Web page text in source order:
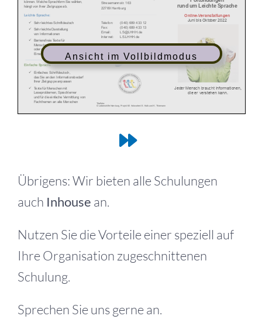
Ansicht im Vollbildmodus
Übrigens: Wir bieten alle Schulungen
auch Inhouse an.
Nutzen Sie die Vorteile einer speziell auf
Ihre Organisation zugeschnittenen
Schulung.
Sprechen Sie uns gerne an.